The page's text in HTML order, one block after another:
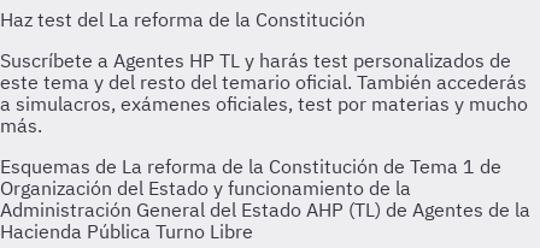
Esquemas de La reforma de la Constitución de Tema 1 de
Organización del Estado y funcionamiento de la
Administración General del Estado AHP (TL) de Agentes de la
Hacienda Pública Turno Libre